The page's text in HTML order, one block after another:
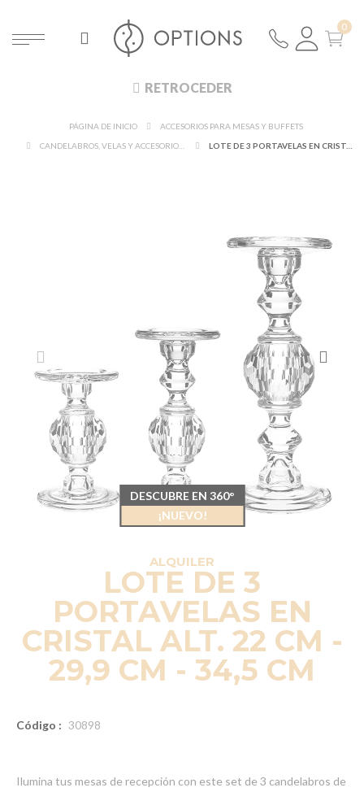
RETROCEDER
PÁGINA DE INICIO
ACCESORIOS PARA MESAS Y BUFFETS
ALQUILER
LOTE DE 3
PORTAVELAS EN
CRISTAL ALT. 22 CM -
29,9 CM - 34,5 CM
Código : 30898
Ilumina tus mesas de recepción con este set de 3 candelabros de
DESCUBRE EN 360°
¡NUEVO!